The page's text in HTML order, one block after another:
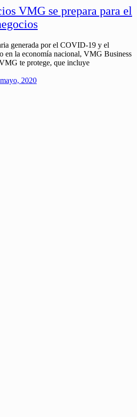
VMG se prepara para el
generada por el COVID-19 y el
en la economía nacional, VMG Business
te protege, que incluye
2020